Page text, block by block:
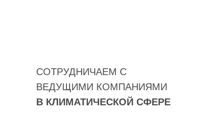
СОТРУДНИЧАЕМ С
ВЕДУЩИМИ КОМПАНИЯМИ
В КЛИМАТИЧЕСКОЙ СФЕРЕ